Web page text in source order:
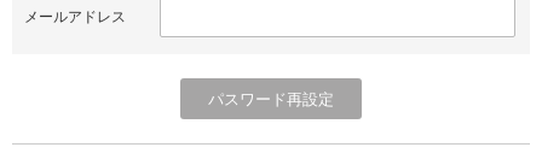
メールアドレス